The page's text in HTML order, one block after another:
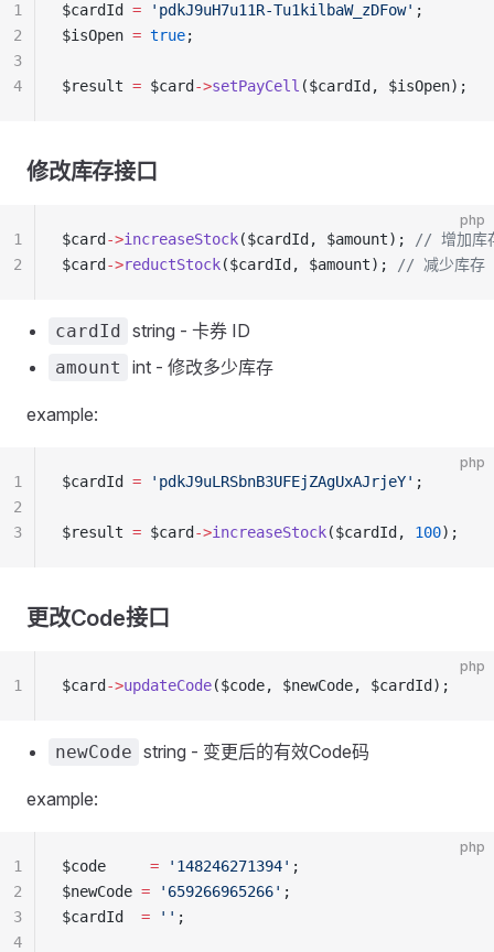
$cardId = 'pdkJ9uH7u11R-Tu1kilbaW_zDFow' ;
$isOpen = true;
$result = $card ->setPayCell ($cardId, $isOpen);
1
2
3
4
修改库存接口
php
$card ->increaseStock($cardId, $amount);
// 增加库
$card ->reductStock($cardId, $amount); // 减少库存
1
2
cardId string - 卡券 ID
amount int - 修改多少库存
example:
php
$cardId = 'pdkJ9uLRSbnB3UFEjZAgUxAJrjeY' ;
$result = $card ->increaseStock($cardId, 100);
1
2
3
更改Code接口
php
$card ->updateCode($code, $newCode, $cardId);
1
newCode string - 变更后的有效Code码
example:
php
$code = '148246271394' ;
$newCode = '659266965266' ;
$cardId = '' ;
1
2
3
4